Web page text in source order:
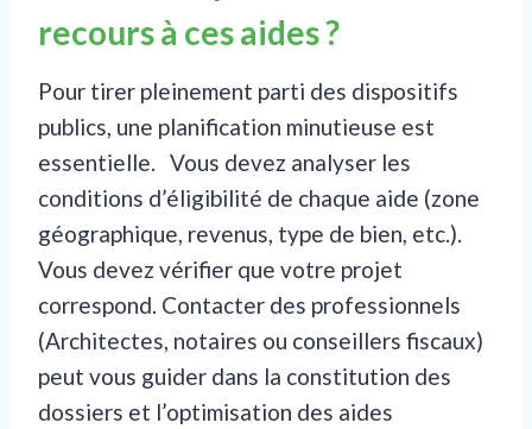
recours à ces aides ?
Pour tirer pleinement parti des dispositifs
publics, une planification minutieuse est
essentielle. Vous devez analyser les
conditions d’éligibilité de chaque aide (zone
géographique, revenus, type de bien, etc.).
Vous devez vérifier que votre projet
correspond. Contacter des professionnels
(Architectes, notaires ou conseillers fiscaux)
peut vous guider dans la constitution des
dossiers et l’optimisation des aides